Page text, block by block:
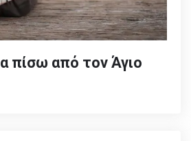
πίσω από τον Άγιο